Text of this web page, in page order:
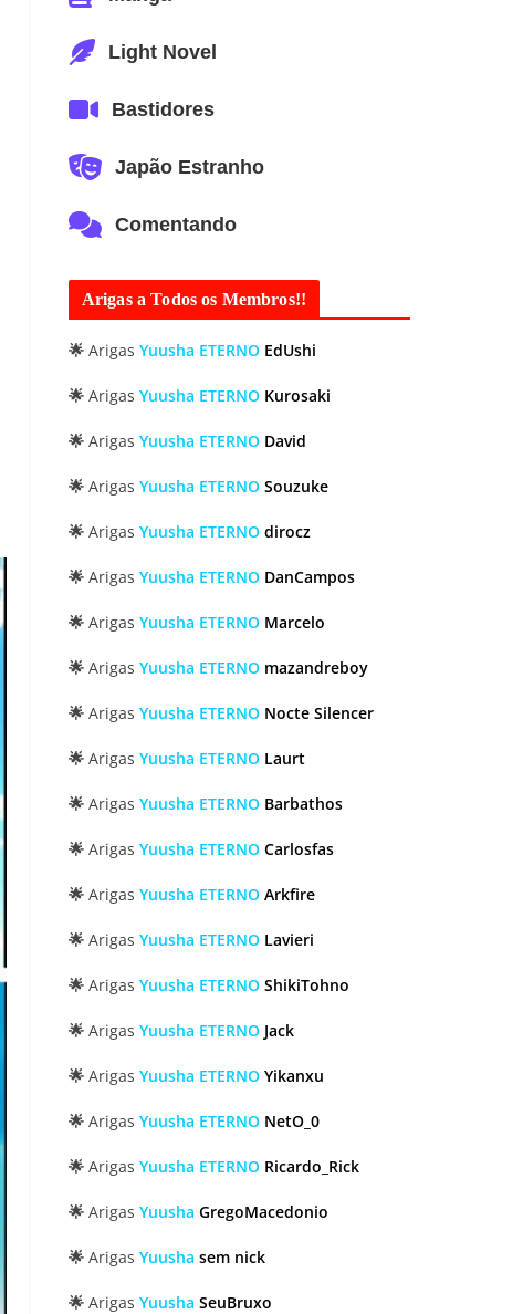
Light Novel
Bastidores
Japão Estranho
Comentando
Arigas a Todos os Membros!!
🌟 Arigas Yuusha ETERNO EdUshi
🌟 Arigas Yuusha ETERNO Kurosaki
🌟 Arigas Yuusha ETERNO David
🌟 Arigas Yuusha ETERNO Souzuke
🌟 Arigas Yuusha ETERNO dirocz
🌟 Arigas Yuusha ETERNO DanCampos
🌟 Arigas Yuusha ETERNO Marcelo
🌟 Arigas Yuusha ETERNO mazandreboy
🌟 Arigas Yuusha ETERNO Nocte Silencer
🌟 Arigas Yuusha ETERNO Laurt
🌟 Arigas Yuusha ETERNO Barbathos
🌟 Arigas Yuusha ETERNO Carlosfas
🌟 Arigas Yuusha ETERNO Arkfire
🌟 Arigas Yuusha ETERNO Lavieri
🌟 Arigas Yuusha ETERNO ShikiTohno
🌟 Arigas Yuusha ETERNO Jack
🌟 Arigas Yuusha ETERNO Yikanxu
🌟 Arigas Yuusha ETERNO NetO_0
🌟 Arigas Yuusha ETERNO Ricardo_Rick
🌟 Arigas Yuusha GregoMacedonio
🌟 Arigas Yuusha sem nick
🌟 Arigas Yuusha SeuBruxo